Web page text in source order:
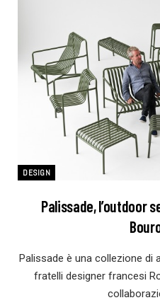
DESIGN
Palissade, l’outdoor
Palissade è una collezione di
fratelli designer francesi